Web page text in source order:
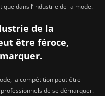
dans l’industrie de la mode.
de la
être féroce,
la compétition peut être
de se démarquer.